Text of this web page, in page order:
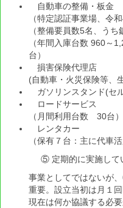
JSオイル
グリース
テスター
整備作業用機器・
タイヤ
ミシュランタイ
ミシュランタイ
ハンコックタイ
自動車の整備・板金
（特定認証事業場、令
（整備要員数5名、うち
（年間入庫台数 960～
台）
損害保険代理店
(自動車・火災保険等、
ガソリンスタンド(セ
ロードサービス
（月間利用台数 30台）
レンタカー
（保有７台：主に代車
⑤ 定期的に実施して
事業としてではないが
重要。設立当初は月１
現在は何か協議する必